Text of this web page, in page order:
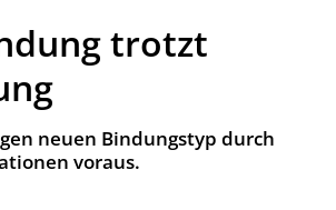
trotzt
neuen Bindungstyp durch
voraus.